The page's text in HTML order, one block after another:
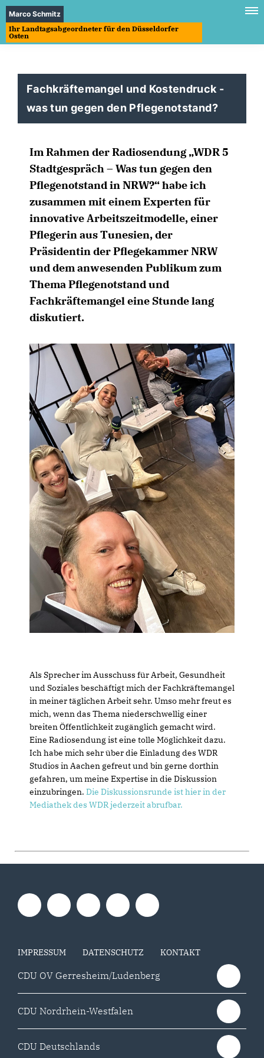
Marco Schmitz
Ihr Landtagsabgeordneter für den Düsseldorfer
Osten
Fachkräftemangel und Kostendruck -
was tun gegen den Pflegenotstand?
Im Rahmen der Radiosendung „WDR 5
Stadtgespräch – Was tun gegen den
Pflegenotstand in NRW?“ habe ich
zusammen mit einem Experten für
innovative Arbeitszeitmodelle, einer
Pflegerin aus Tunesien, der
Präsidentin der Pflegekammer NRW
und dem anwesenden Publikum zum
Thema Pflegenotstand und
Fachkräftemangel eine Stunde lang
diskutiert.
Als Sprecher im Ausschuss für Arbeit, Gesundheit
und Soziales beschäftigt mich der Fachkräftemangel
in meiner täglichen Arbeit sehr. Umso mehr freut es
mich, wenn das Thema niederschwellig einer
breiten Öffentlichkeit zugänglich gemacht wird.
Eine Radiosendung ist eine tolle Möglichkeit dazu.
Ich habe mich sehr über die Einladung des WDR
Studios in Aachen gefreut und bin gerne dorthin
gefahren, um meine Expertise in die Diskussion
einzubringen. Die Diskussionsrunde ist hier in der
Mediathek des WDR jederzeit abrufbar.
IMPRESSUM DATENSCHUTZ KONTAKT
CDU OV Gerresheim/Ludenberg
CDU Nordrhein-Westfalen
CDU Deutschlands